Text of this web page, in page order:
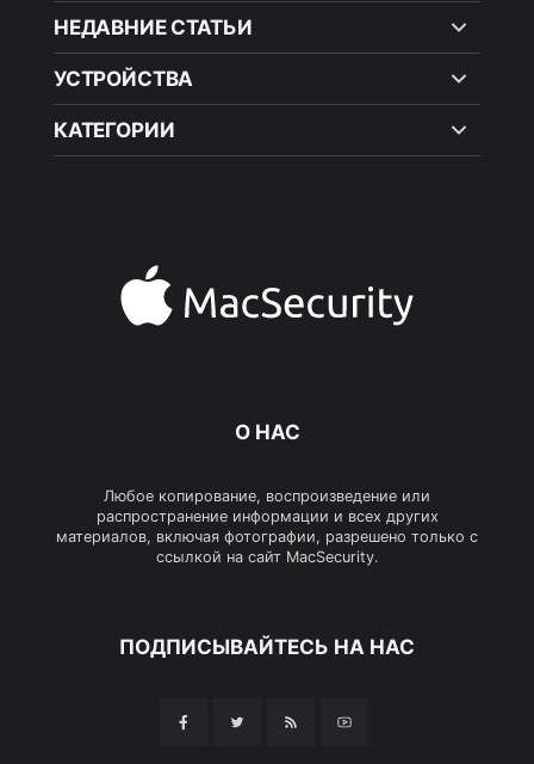
НЕДАВНИЕ СТАТЬИ
УСТРОЙСТВА
КАТЕГОРИИ
О НАС
Любое копирование, воспроизведение или
распространение информации и всех других
материалов, включая фотографии, разрешено только с
ссылкой на сайт MacSecurity.
ПОДПИСЫВАЙТЕСЬ НА НАС